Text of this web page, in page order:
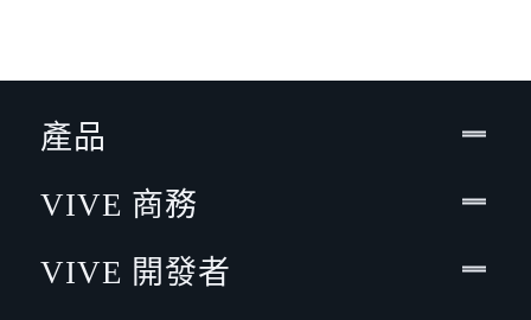
產品
VIVE 商務
VIVE 開發者